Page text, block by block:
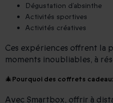
Dégustation d’absinthe
Activités sportives
Activités créatives
Ces expériences offrent la
moments inoubliables, à
🎄Pourquoi des coffrets
Avec Smartbox, offrir à